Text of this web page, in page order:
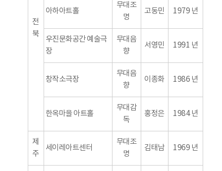
전
북
아하아트홀
무대조
명
고동민 1979 년
우진문화공간 예술극
장
무대음
향
서영민 1991 년
창작소극장
무대음
향
이종화 1986 년
한옥마을 아트홀
무대감
독
홍정은 1984 년
제
주
세이레아트센터
무대조
명
김태남 1969 년